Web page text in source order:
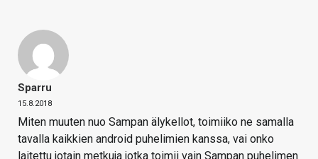
Sparru
15.8.2018
Miten muuten nuo Sampan älykellot, toimiiko ne samalla
tavalla kaikkien android puhelimien kanssa, vai onko
laitettu jotain metkuja jotka toimii vain Sampan puhelimen